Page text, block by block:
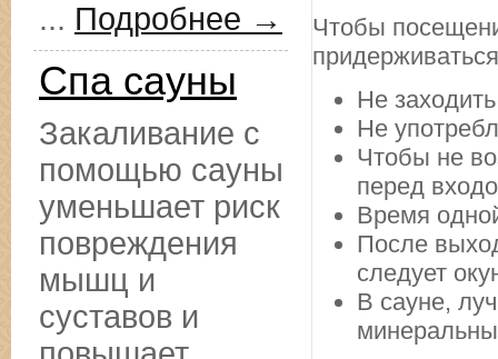
Чтобы
Не
Не
Чтобы не
перед
Время
После
следует
В сауне,
... Подробнее →
Спа сауны
Закаливание с
помощью сауны
уменьшает риск
повреждения
мышц и
суставов и